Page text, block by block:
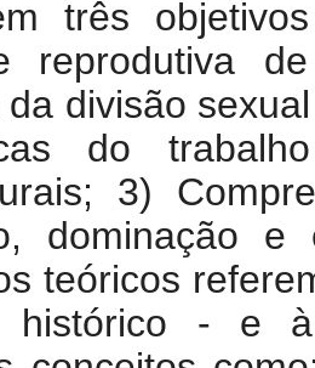
três
reprodutiva
da divisão
do
3)
dominação
teóricos
histórico - e à